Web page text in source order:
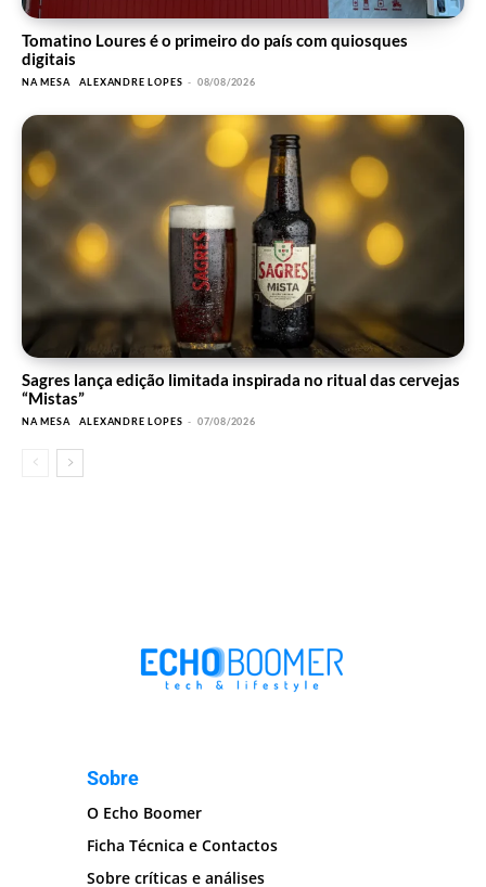
Tomatino Loures é o primeiro do país com quiosques
digitais
NA MESA ALEXANDRE LOPES - 08/08/2026
Sagres lança edição limitada inspirada no ritual das cervejas
“Mistas”
NA MESA ALEXANDRE LOPES - 07/08/2026
Sobre
O Echo Boomer
Ficha Técnica e Contactos
Sobre críticas e análises